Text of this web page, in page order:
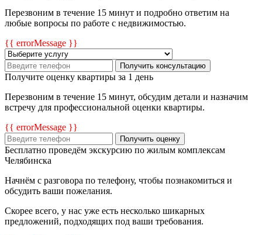
Перезвоним в течение 15 минут и подробно ответим на
любые вопросы по работе с недвижимостью.
{{ errorMessage }}
Получить консультацию
Получите оценку квартиры за 1 день
Перезвоним в течение 15 минут, обсудим детали и назначим
встречу для профессиональной оценки квартиры.
{{ errorMessage }}
Получить оценку
Бесплатно проведём экскурсию по жилым комплексам
Челябинска
Начнём с разговора по телефону, чтобы познакомиться и
обсудить ваши пожелания.
Скорее всего, у нас уже есть несколько шикарных
предложений, подходящих под ваши требования.